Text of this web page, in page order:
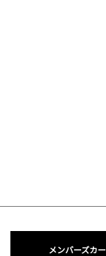
メンバーズカ